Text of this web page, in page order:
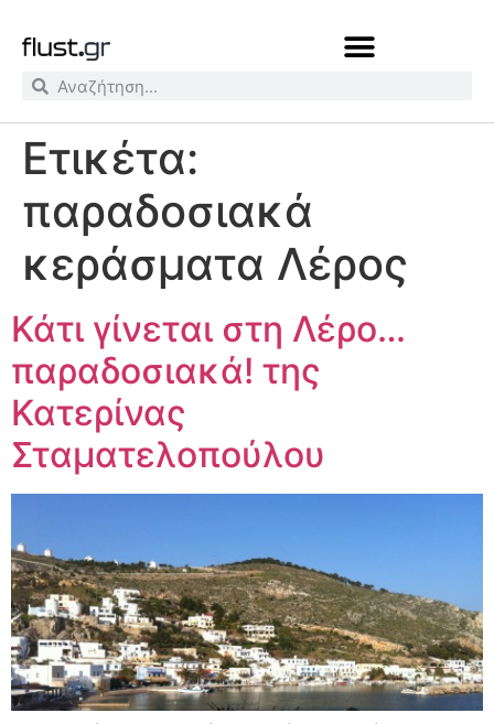
Ετικέτα:
παραδοσιακά
κεράσματα Λέρος
Κάτι γίνεται στη Λέρο…
παραδοσιακά! της
Κατερίνας
Σταματελοπούλου